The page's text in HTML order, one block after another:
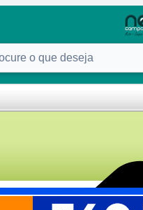
que deseja